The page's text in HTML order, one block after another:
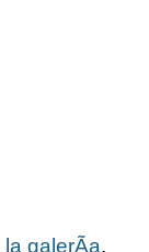
la galerÃ­a.